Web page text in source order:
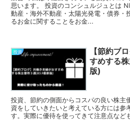
思います。 投資のコンシュルジュとは
動産・海外不動産・太陽光発電・債券・
るお金に関することをお金...
投資
【節約ブ
すめする
版)
投資、節約の側面からコスパの良い株主
資をしていきたいと考えている方には参
す。実際に優待を使ってきて注意点など